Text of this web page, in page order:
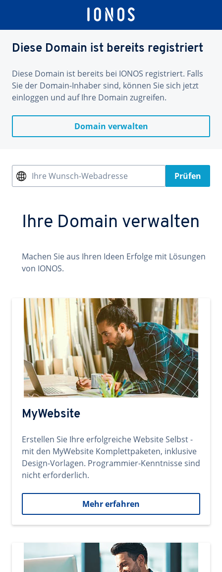
Diese Domain ist bereits registriert
Diese Domain ist bereits bei IONOS registriert. Falls
Sie der Domain-Inhaber sind, können Sie sich jetzt
einloggen und auf Ihre Domain zugreifen.
Domain verwalten
Ihre Wunsch-Webadresse Prüfen
Ihre Domain verwalten
Machen Sie aus Ihren Ideen Erfolge mit Lösungen
von IONOS.
MyWebsite
Erstellen Sie Ihre erfolgreiche Website Selbst -
mit den MyWebsite Komplettpaketen, inklusive
Design-Vorlagen. Programmier-Kenntnisse sind
nicht erforderlich.
Mehr erfahren